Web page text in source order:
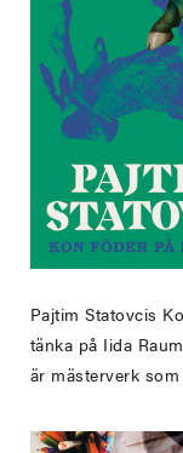
Pajtim Statovcis
tänka på Iida
är mästerverk